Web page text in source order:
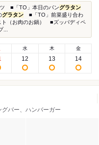
ツ ■「TO」本日のパングラタン
グラタン ■「TO」前菜盛り合わ
ト（お肉のお鍋） ■ズッパディペ
...
水
12
木
13
金
14
バー、ハンバーガー